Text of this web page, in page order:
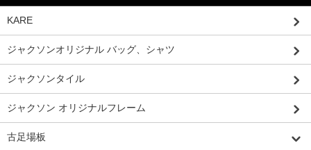
KARE
ジャクソンオリジナル バッグ、シャツ
ジャクソンタイル
ジャクソン オリジナルフレーム
古足場板